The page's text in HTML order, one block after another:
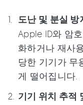
도난 및 분실 방
Apple ID와 암
화하거나 재사
당한 기기가 무
게 떨어집니다.
기기 위치 추적